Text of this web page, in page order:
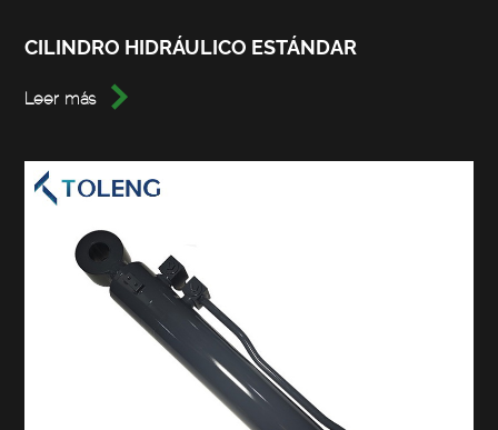
CILINDRO HIDRÁULICO ESTÁNDAR
Leer más 